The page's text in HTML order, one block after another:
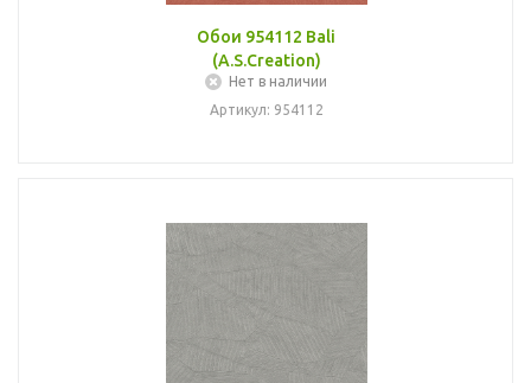
Обои 954112 Bali
(A.S.Creation)
Нет в наличии
Артикул: 954112